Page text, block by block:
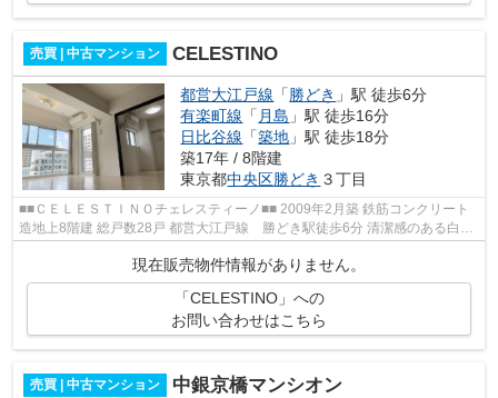
売買 | 中古マンション CELESTINO
都営大江戸線 「 勝どき 」駅 徒歩6分
有楽町線 「 月島 」駅 徒歩16分
日比谷線 「築地 」駅 徒歩18分
築17年 / 8階建
東京都中央区勝どき ３丁目
■■ＣＥＬＥＳＴＩＮＯチェレスティーノ■■ 2009年2月築 鉄筋コンクリート
造地上8階建 総戸数28戸 都営大江戸線 勝どき駅徒歩6分 清潔感のある白を
現在販売物件情報がありません。
「CELESTINO」への
お問い合わせはこちら
売買 | 中古マンション 中銀京橋マンシオン